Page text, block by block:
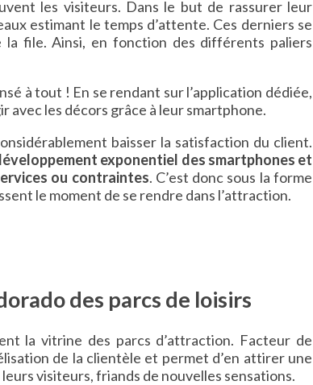
les visiteurs. Dans le but de rassurer leur
estimant le temps d’attente. Ces derniers se
file. Ainsi, en fonction des différents paliers
à tout ! En se rendant sur l’application dédiée,
avec les décors grâce à leur smartphone.
baisser la satisfaction du client.
exponentiel des smartphones et
ou contraintes. C’est donc sous la forme
le moment de se rendre dans l’attraction.
des parcs de loisirs
la vitrine des parcs d’attraction. Facteur de
de la clientèle et permet d’en attirer une
visiteurs, friands de nouvelles sensations.